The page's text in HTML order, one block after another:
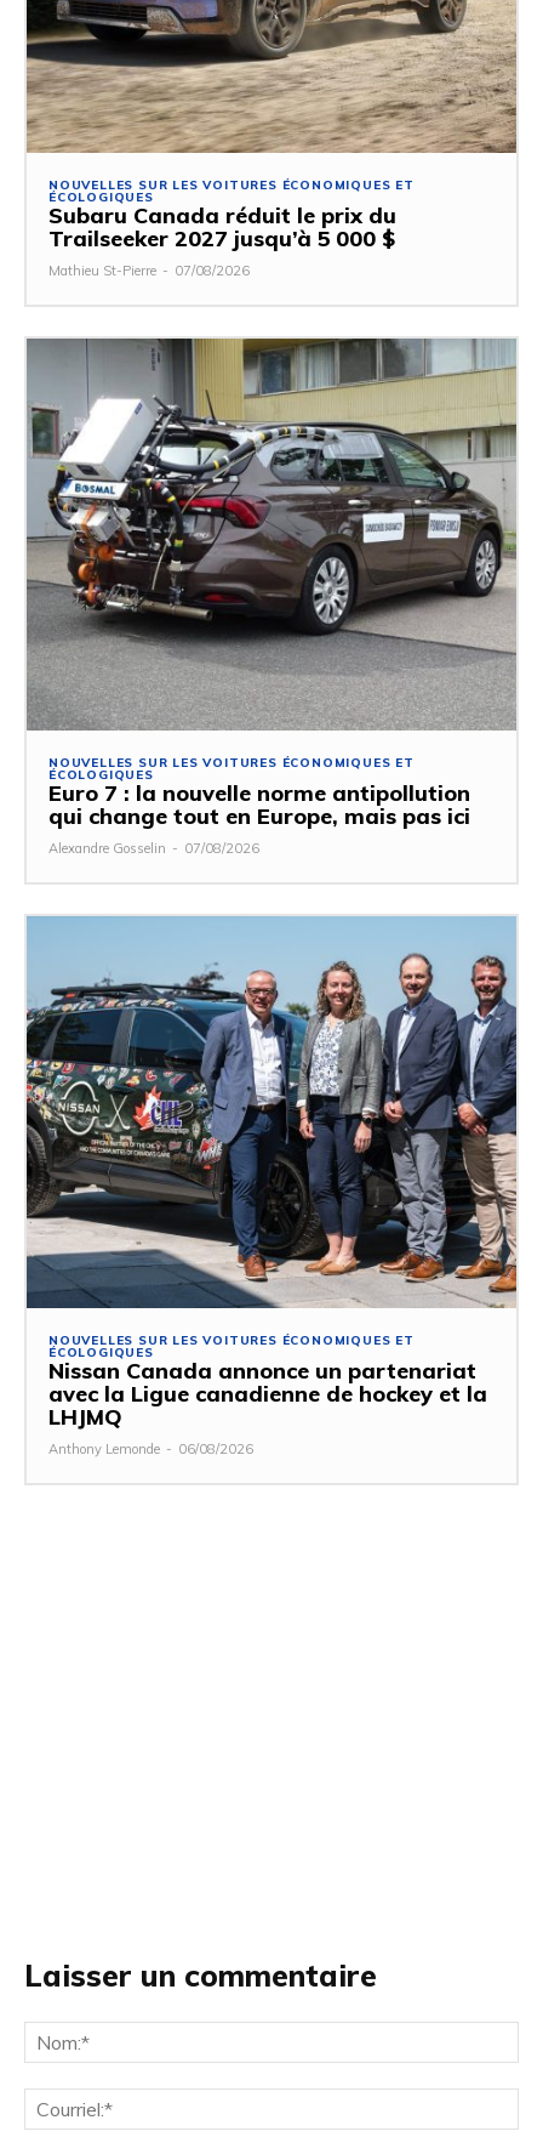
NOUVELLES SUR LES VOITURES ÉCONOMIQUES ET
ÉCOLOGIQUES
Subaru Canada réduit le prix du
Trailseeker 2027 jusqu’à 5 000 $
Mathieu St-Pierre - 07/08/2026
NOUVELLES SUR LES VOITURES ÉCONOMIQUES ET
ÉCOLOGIQUES
Euro 7 : la nouvelle norme antipollution
qui change tout en Europe, mais pas ici
Alexandre Gosselin - 07/08/2026
NOUVELLES SUR LES VOITURES ÉCONOMIQUES ET
ÉCOLOGIQUES
Nissan Canada annonce un partenariat
avec la Ligue canadienne de hockey et la
LHJMQ
Anthony Lemonde - 06/08/2026
Laisser un commentaire